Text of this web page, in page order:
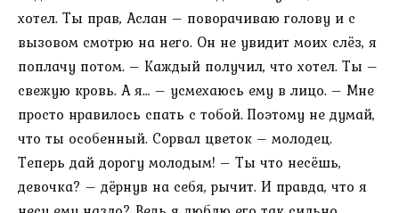
хотел. Ты прав, Аслан – поворачиваю голову и с
вызовом смотрю на него. Он не увидит моих слёз, я
поплачу потом. – Каждый получил, что хотел. Ты –
свежую кровь. А я… – усмехаюсь ему в лицо. – Мне
просто нравилось спать с тобой. Поэтому не думай,
что ты особенный. Сорвал цветок – молодец.
Теперь дай дорогу молодым! – Ты что несёшь,
девочка? – дёрнув на себя, рычит. И правда, что я